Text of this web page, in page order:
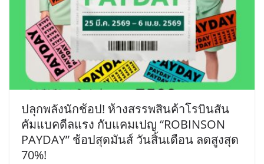
ปลุกพลังนักช้อป! ห้างสรรพสินค้าโรบินสัน
คัมแบคดีลแรง กับแคมเปญ “ROBINSON
PAYDAY” ช้อปสุดมันส์ วันสิ้นเดือน ลดสูงสุด
70%!